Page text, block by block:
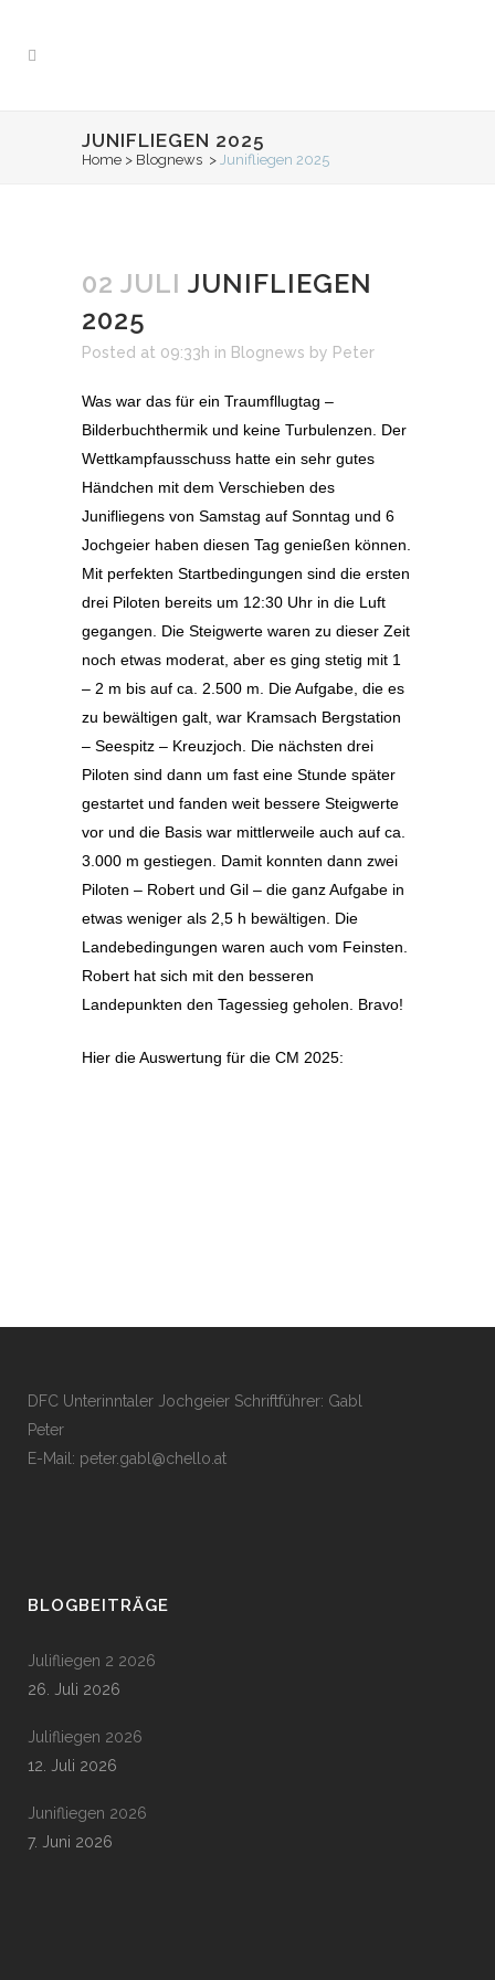
JUNIFLIEGEN 2025
Home > Blognews > Junifliegen 2025
02 JULI JUNIFLIEGEN
2025
Posted at 09:33h in Blognews by Peter
Was war das für ein Traumfllugtag –
Bilderbuchthermik und keine Turbulenzen. Der
Wettkampfausschuss hatte ein sehr gutes
Händchen mit dem Verschieben des
Junifliegens von Samstag auf Sonntag und 6
Jochgeier haben diesen Tag genießen können.
Mit perfekten Startbedingungen sind die ersten
drei Piloten bereits um 12:30 Uhr in die Luft
gegangen. Die Steigwerte waren zu dieser Zeit
noch etwas moderat, aber es ging stetig mit 1
– 2 m bis auf ca. 2.500 m. Die Aufgabe, die es
zu bewältigen galt, war Kramsach Bergstation
– Seespitz – Kreuzjoch. Die nächsten drei
Piloten sind dann um fast eine Stunde später
gestartet und fanden weit bessere Steigwerte
vor und die Basis war mittlerweile auch auf ca.
3.000 m gestiegen. Damit konnten dann zwei
Piloten – Robert und Gil – die ganz Aufgabe in
etwas weniger als 2,5 h bewältigen. Die
Landebedingungen waren auch vom Feinsten.
Robert hat sich mit den besseren
Landepunkten den Tagessieg geholen. Bravo!
Hier die Auswertung für die CM 2025:
DFC Unterinntaler Jochgeier Schriftführer: Gabl
Peter
E-Mail: peter.gabl@chello.at
BLOGBEITRÄGE
Julifliegen 2 2026
26. Juli 2026
Julifliegen 2026
12. Juli 2026
Junifliegen 2026
7. Juni 2026